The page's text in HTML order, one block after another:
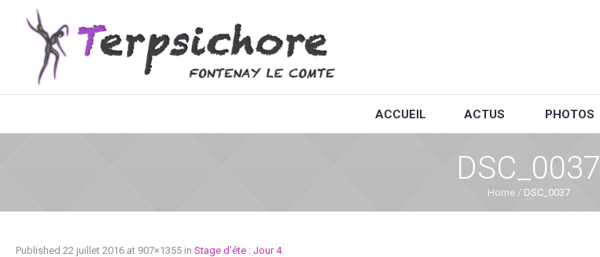
ACCUEIL ACTUS PHOTOS
DSC_0037
Home / DSC_0037
Published 22 juillet 2016 at 907×1355 in Stage d’éte : Jour 4.